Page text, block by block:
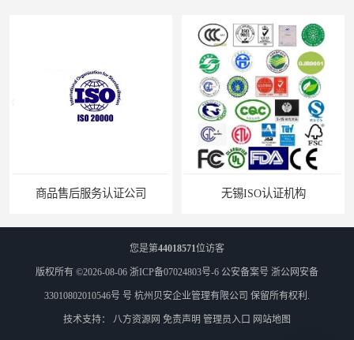
商品售后服务认证公司 无锡ISO认证机构
您是第44018571位访客
版权所有 ©2026-08-06 浙ICP备07024803号-6 公安备案号 浙公网安备
33010802010546号 号 杭州贝安企业管理有限公司 保留所有权利.
技术支持： 八方资源网 免责声明 管理员入口 网站地图